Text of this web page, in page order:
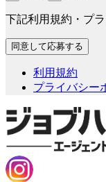
下記利用規約・プ
利用規約
プライバシー